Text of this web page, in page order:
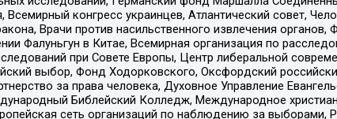
конгресс украинцев, Атлантический совет,
Врачи против насильственного извлечения органов,
Фалуньгун в Китае, Всемирная организация по
при Совете Европы, Центр либеральной
выбор, Фонд Ходорковского, Оксфордский
за права человека, Духовное Управление
Библейский Колледж, Международное
сеть организаций по наблюдению за выборами,